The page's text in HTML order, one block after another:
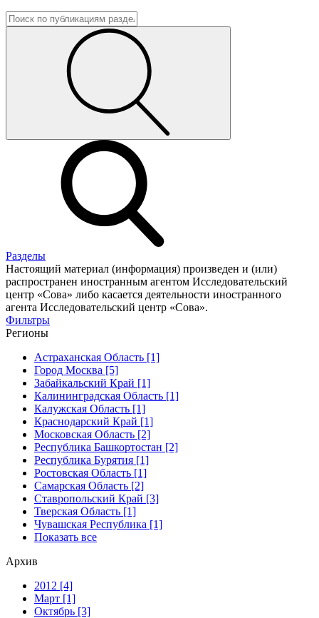
Разделы
Настоящий материал (информация) произведен и (или)
распространен иностранным агентом Исследовательский
центр «Сова» либо касается деятельности иностранного
агента Исследовательский центр «Сова».
Фильтры
Регионы
Астраханская Область [1]
Город Москва [5]
Забайкальский Край [1]
Калининградская Область [1]
Калужская Область [1]
Краснодарский Край [1]
Московская Область [2]
Республика Башкортостан [2]
Республика Бурятия [1]
Ростовская Область [1]
Самарская Область [2]
Ставропольский Край [3]
Тверская Область [1]
Чувашская Республика [1]
Показать все
Архив
2012 [4]
Март [1]
Октябрь [3]